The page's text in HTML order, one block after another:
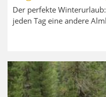
Der perfekte
jeden Tag eine andere